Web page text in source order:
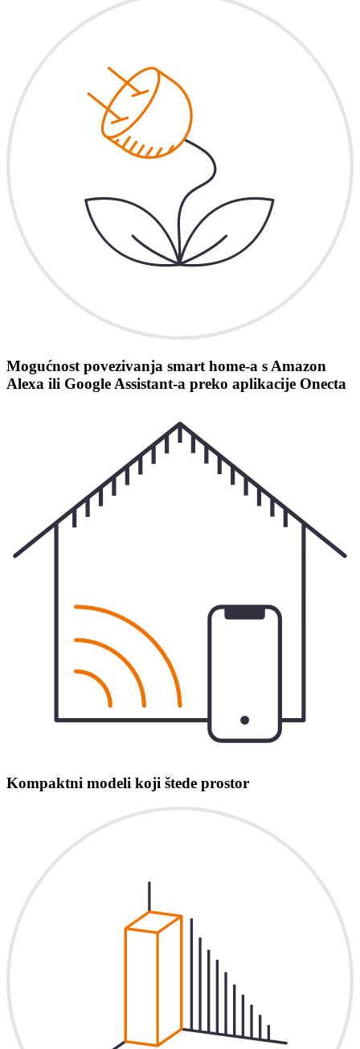
Mogućnost povezivanja smart home-a s Amazon
Alexa ili Google Assistant-a preko aplikacije Onecta
Kompaktni modeli koji štede prostor